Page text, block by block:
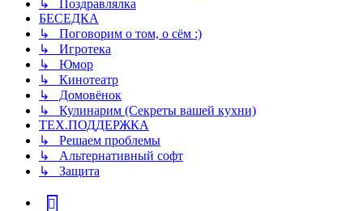
↳ Поздравлялка
БЕСЕДКА
↳ Поговорим о том, о сём :)
↳ Игротека
↳ Юмор
↳ Кинотеатр
↳ Домовёнок
↳ Кулинарим (Секреты вашей кухни)
ТЕХ.ПОДДЕРЖКА
↳ Решаем проблемы
↳ Альтернативный софт
↳ Защита
vk